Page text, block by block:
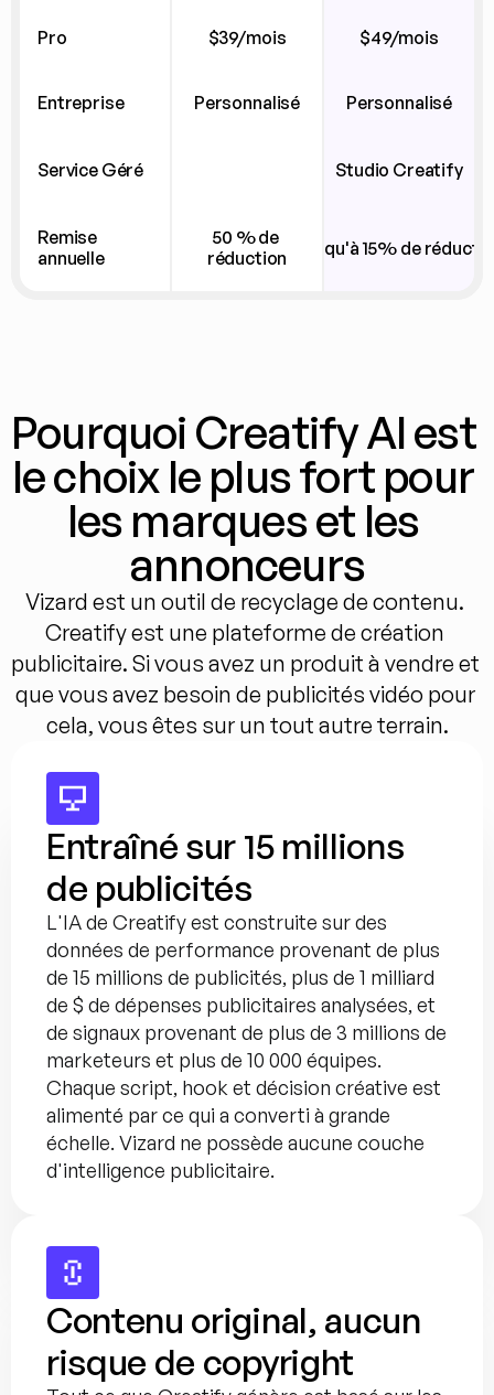
Pro $39/mois $49/mois
Entreprise Personnalisé Personnalisé
Service Géré Studio Creatify
Remise
annuelle
50 % de
réduction
Jusqu'à 15% de
Pourquoi Creatify AI est
le choix le plus fort pour
les marques et les
annonceurs
Vizard est un outil de recyclage de contenu.
Creatify est une plateforme de création
publicitaire. Si vous avez un produit à vendre et
que vous avez besoin de publicités vidéo pour
cela, vous êtes sur un tout autre terrain.
Entraîné sur 15 millions
de publicités
L'IA de Creatify est construite sur des
données de performance provenant de plus
de 15 millions de publicités, plus de 1 milliard
de $ de dépenses publicitaires analysées, et
de signaux provenant de plus de 3 millions de
marketeurs et plus de 10 000 équipes.
Chaque script, hook et décision créative est
alimenté par ce qui a converti à grande
échelle. Vizard ne possède aucune couche
d'intelligence publicitaire.
Contenu original, aucun
risque de copyright